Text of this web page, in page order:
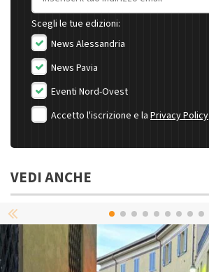
Scegli le tue edizioni:
News Alessandria
News Pavia
Eventi Nord-Ovest
Accetto l'iscrizione e la Privacy Policy
VEDI ANCHE